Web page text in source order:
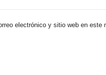
electrónico y sitio web en este